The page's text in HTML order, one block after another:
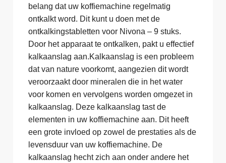
belang dat uw koffiemachine regelmatig
ontkalkt word. Dit kunt u doen met de
ontkalkingstabletten voor Nivona – 9 stuks.
Door het apparaat te ontkalken, pakt u effectief
kalkaanslag aan.Kalkaanslag is een probleem
dat van nature voorkomt, aangezien dit wordt
veroorzaakt door mineralen die in het water
voor komen en vervolgens worden omgezet in
kalkaanslag. Deze kalkaanslag tast de
elementen in uw koffiemachine aan. Dit heeft
een grote invloed op zowel de prestaties als de
levensduur van uw koffiemachine. De
kalkaanslag hecht zich aan onder andere het